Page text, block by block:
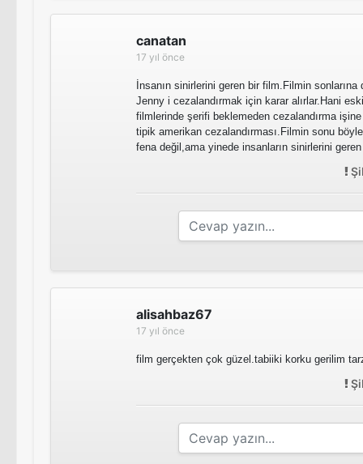
canatan
17 yıl önce
İnsanın sinirlerini geren bir film.Filmin sonlarına
Jenny i cezalandırmak için karar alırlar.Hani
filmlerinde şerifi beklemeden cezalandırma
tipik amerikan cezalandırması.Filmin sonu
fena değil,ama yinede insanların sinirlerini
alisahbaz67
17 yıl önce
film gerçekten çok güzel.tabiiki korku gerilim